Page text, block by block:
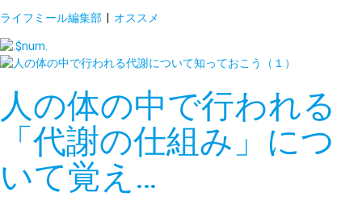
ライフミール編集部 | オススメ
人の体の中で行われる
「代謝の仕組み」につ
いて覚え…